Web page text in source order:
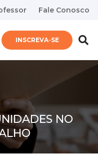
Fale Conosco
INSCREVA-SE
NO